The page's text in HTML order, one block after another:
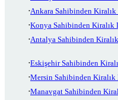
Ankara Sahibinden Kiralık
Konya Sahibinden Kiralık
Antalya Sahibinden
Eskişehir Sahibinden
Mersin Sahibinden Kiralık
Manavgat Sahibinden